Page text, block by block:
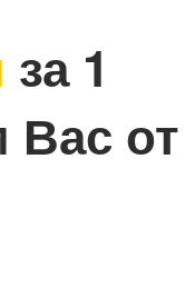
за 1
Вас от